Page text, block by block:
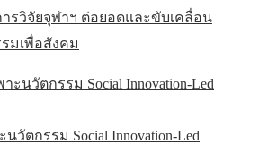
ารวิจัยจุฬาฯ ต่อยอดและขับเคลื่อน
มเพื่อสังคม
วัตกรรม Social Innovation-Led